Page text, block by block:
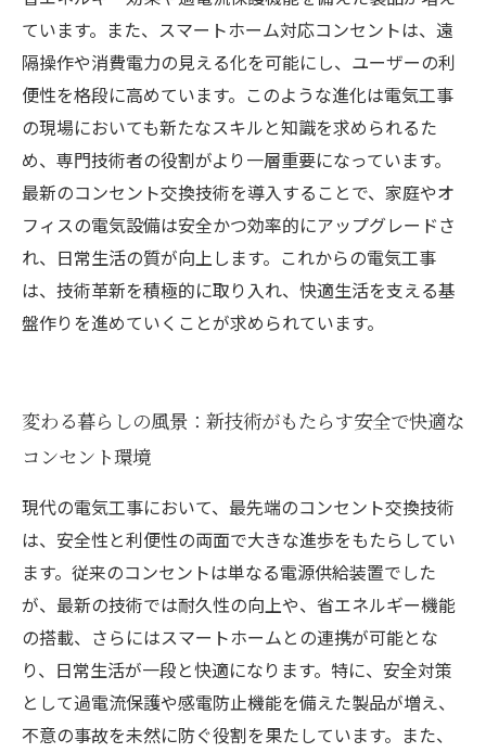
ています。また、スマートホーム対応コンセントは、遠
隔操作や消費電力の見える化を可能にし、ユーザーの利
便性を格段に高めています。このような進化は電気工事
の現場においても新たなスキルと知識を求められるた
め、専門技術者の役割がより一層重要になっています。
最新のコンセント交換技術を導入することで、家庭やオ
フィスの電気設備は安全かつ効率的にアップグレードさ
れ、日常生活の質が向上します。これからの電気工事
は、技術革新を積極的に取り入れ、快適生活を支える基
盤作りを進めていくことが求められています。
変わる暮らしの風景：新技術がもたらす安全で快適な
コンセント環境
現代の電気工事において、最先端のコンセント交換技術
は、安全性と利便性の両面で大きな進歩をもたらしてい
ます。従来のコンセントは単なる電源供給装置でした
が、最新の技術では耐久性の向上や、省エネルギー機能
の搭載、さらにはスマートホームとの連携が可能とな
り、日常生活が一段と快適になります。特に、安全対策
として過電流保護や感電防止機能を備えた製品が増え、
不意の事故を未然に防ぐ役割を果たしています。また、